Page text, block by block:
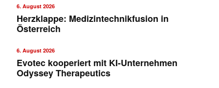
6. August 2026
Herzklappe: Medizintechnikfusion in
Österreich
6. August 2026
Evotec kooperiert mit KI-Unternehmen
Odyssey Therapeutics